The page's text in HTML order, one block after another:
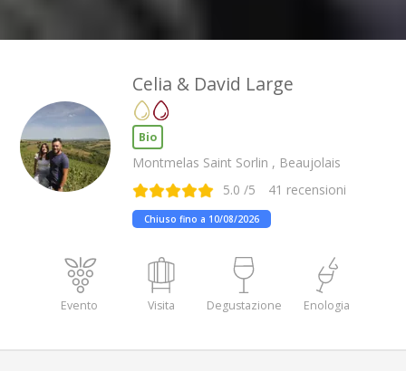
Celia & David Large
Bio
Montmelas Saint Sorlin , Beaujolais
5.0 /5 41 recensioni
Chiuso fino a 10/08/2026
Evento Visita Degustazione Enologia